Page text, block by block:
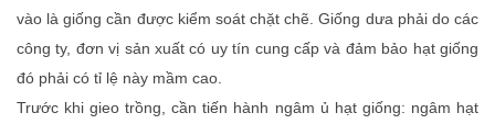
vào là giống cần được kiểm soát chặt chẽ. Giống dưa phải do các
công ty, đơn vị sản xuất có uy tín cung cấp và đảm bảo hạt giống
đó phải có tỉ lệ này mầm cao.
Trước khi gieo trồng, cần tiến hành ngâm ủ hạt giống: ngâm hạt